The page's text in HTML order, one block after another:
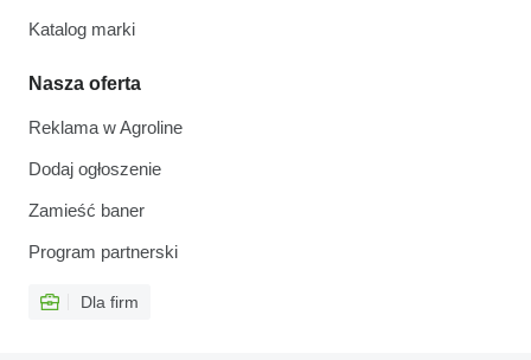
Katalog marki
Nasza oferta
Reklama w Agroline
Dodaj ogłoszenie
Zamieść baner
Program partnerski
Dla firm